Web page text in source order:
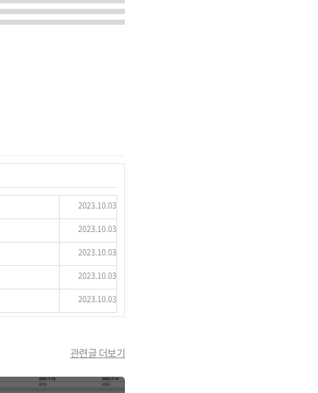
2023.10.03
2023.10.03
2023.10.03
2023.10.03
2023.10.03
관련글 더보기